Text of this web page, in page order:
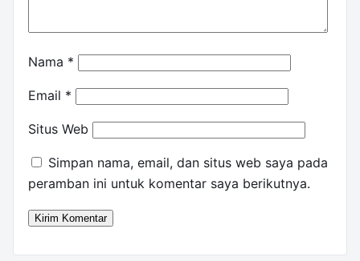
Nama *
Email *
Situs Web
Simpan nama, email, dan situs web saya pada
peramban ini untuk komentar saya berikutnya.